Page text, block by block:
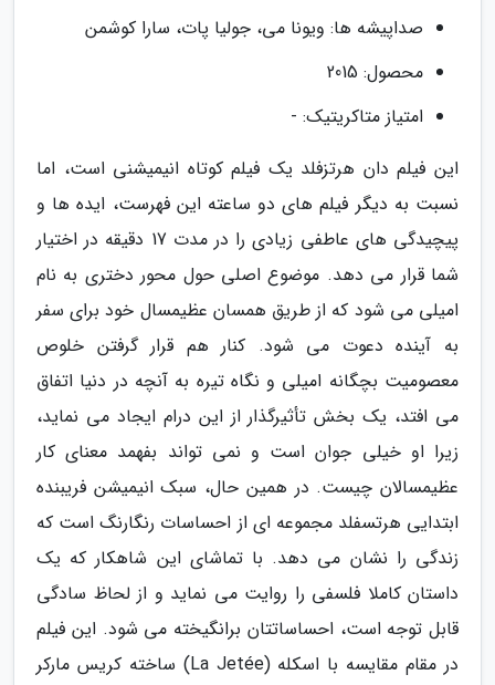
صداپیشه ها: ویونا می، جولیا پات، سارا کوشمن
محصول: 2015
امتیاز متاکریتیک: -
این فیلم دان هرتزفلد یک فیلم کوتاه انیمیشنی است، اما
نسبت به دیگر فیلم های دو ساعته این فهرست، ایده ها و
پیچیدگی های عاطفی زیادی را در مدت 17 دقیقه در اختیار
شما قرار می دهد. موضوع اصلی حول محور دختری به نام
امیلی می شود که از طریق همسان عظیمسال خود برای سفر
به آینده دعوت می شود. کنار هم قرار گرفتن خلوص
معصومیت بچگانه امیلی و نگاه تیره به آنچه در دنیا اتفاق
می افتد، یک بخش تأثیرگذار از این درام ایجاد می نماید،
زیرا او خیلی جوان است و نمی تواند بفهمد معنای کار
عظیمسالان چیست. در همین حال، سبک انیمیشن فریبنده
ابتدایی هرتسفلد مجموعه ای از احساسات رنگارنگ است که
زندگی را نشان می دهد. با تماشای این شاهکار که یک
داستان کاملا فلسفی را روایت می نماید و از لحاظ سادگی
قابل توجه است، احساساتتان برانگیخته می شود. این فیلم
در مقام مقایسه با اسکله (La Jetée) ساخته کریس مارکر